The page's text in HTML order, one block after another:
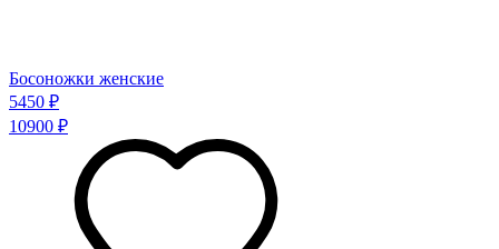
Босоножки женские
5450 ₽
10900 ₽